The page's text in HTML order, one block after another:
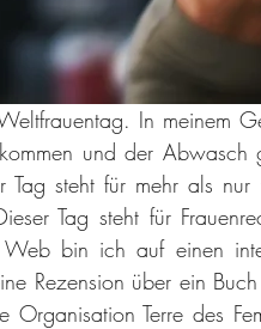
In meinem
und der Abwasch
steht für mehr als
Tag steht für
bin ich auf einen
Rezension über ein
Terre des